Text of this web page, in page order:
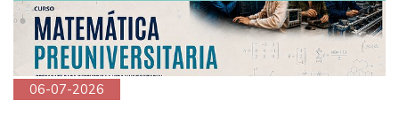
06-07-2026